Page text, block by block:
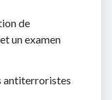
de
un examen
antiterroristes